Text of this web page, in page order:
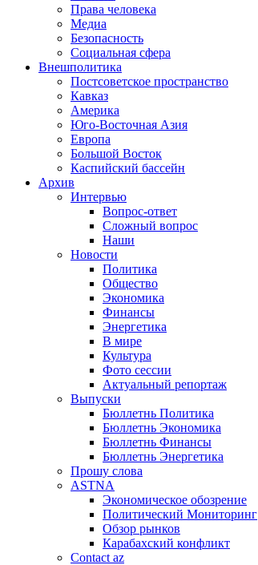
Права человека
Медиа
Безопасность
Социальная сфера
Внешполитика
Постсоветское пространство
Кавказ
Америка
Юго-Восточная Азия
Европа
Большой Восток
Каспийский бассейн
Архив
Интервью
Вопрос-ответ
Сложный вопрос
Наши
Новости
Политика
Общество
Экономика
Финансы
Энергетика
В мире
Культура
Фото сессии
Актуальный репортаж
Выпуски
Бюллетнь Политика
Бюллетнь Экономика
Бюллетнь Финансы
Бюллетнь Энергетика
Прошу слова
ASTNA
Экономическое обозрение
Политический Мониторинг
Обзор рынков
Карабахский конфликт
Contact az